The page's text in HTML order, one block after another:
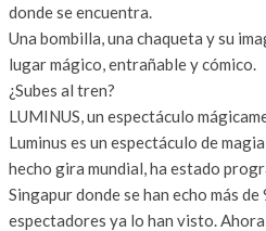
donde se encuentra.
Una bombilla, una chaqueta y su
lugar mágico, entrañable y cómico.
¿Subes al tren?
LUMINUS, un espectáculo
Luminus es un espectáculo de
hecho gira mundial, ha estado
Singapur donde se han echo más
espectadores ya lo han visto.